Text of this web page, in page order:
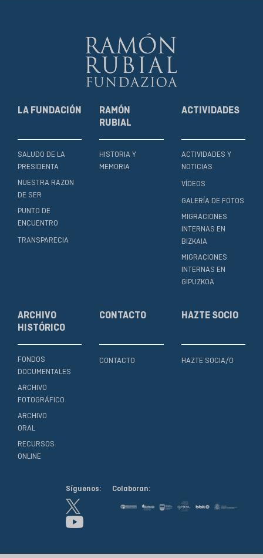
LA FUNDACIÓN
SALUDO DE LA
PRESIDENTA
NUESTRA RAZON
DE SER
PUNTO DE
ENCUENTRO
TRANSPARECIA
RAMÓN
RUBIAL
HISTORIA Y
MEMORIA
ACTIVIDADES
ACTIVIDADES Y
NOTICIAS
VÍDEOS
GALERÍA DE FOTOS
MIGRACIONES
INTERNAS EN
BIZKAIA
MIGRACIONES
INTERNAS EN
GIPUZKOA
ARCHIVO
HISTÓRICO
FONDOS
DOCUMENTALES
ARCHIVO
FOTOGRÁFICO
ARCHIVO
ORAL
RECURSOS
ONLINE
CONTACTO
CONTACTO
HAZTE SOCIO
HAZTE SOCIA/O
Síguenos: Colaboran: